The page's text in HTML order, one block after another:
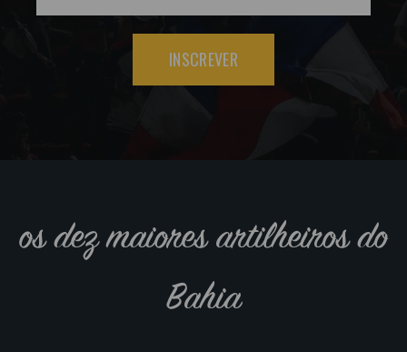
INSCREVER
os dez maiores artilheiros do
Bahia